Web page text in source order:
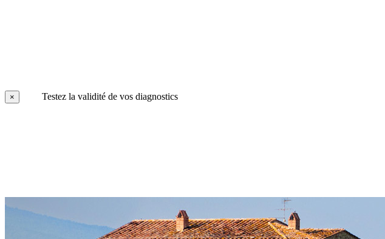
× Testez la validité de vos diagnostics